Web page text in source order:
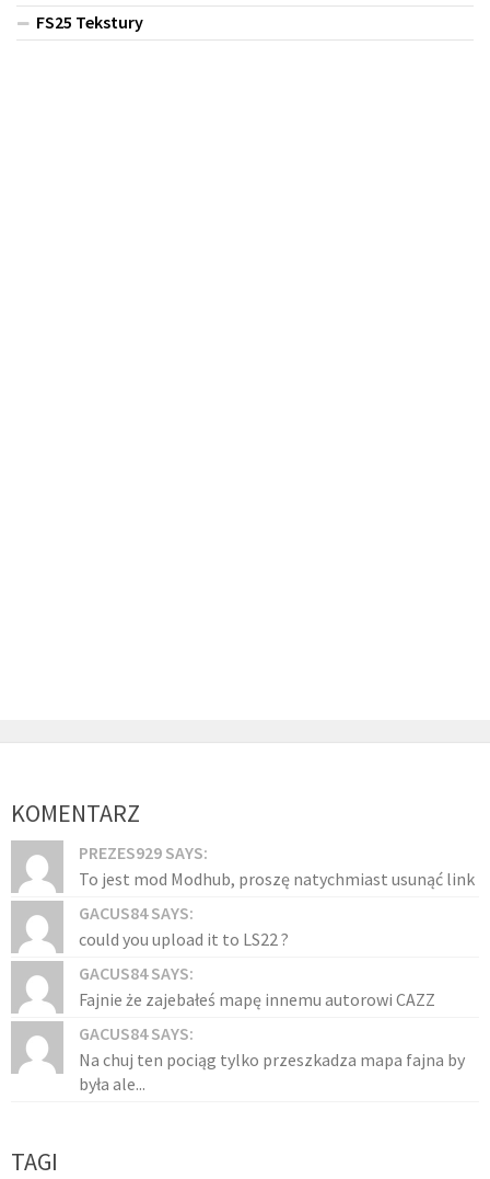
FS25 Tekstury
KOMENTARZ
PREZES929 SAYS:
To jest mod Modhub, proszę natychmiast usunąć link
GACUS84 SAYS:
could you upload it to LS22 ?
GACUS84 SAYS:
Fajnie że zajebałeś mapę innemu autorowi CAZZ
GACUS84 SAYS:
Na chuj ten pociąg tylko przeszkadza mapa fajna by
była ale...
TAGI